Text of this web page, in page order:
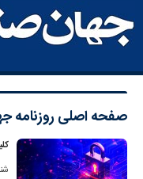
صفحه اصلیروزنامه
شنبه 3